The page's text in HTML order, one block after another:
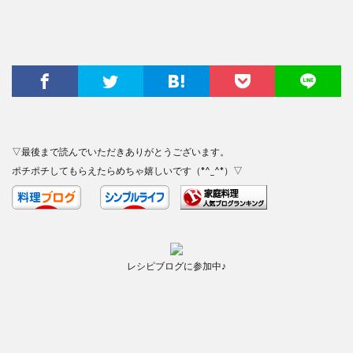
▽最後まで読んでいただきありがとうございます。
ポチポチしてもらえたらめちゃ嬉しいです（*^_^*）▽
レシピブログに参加中♪